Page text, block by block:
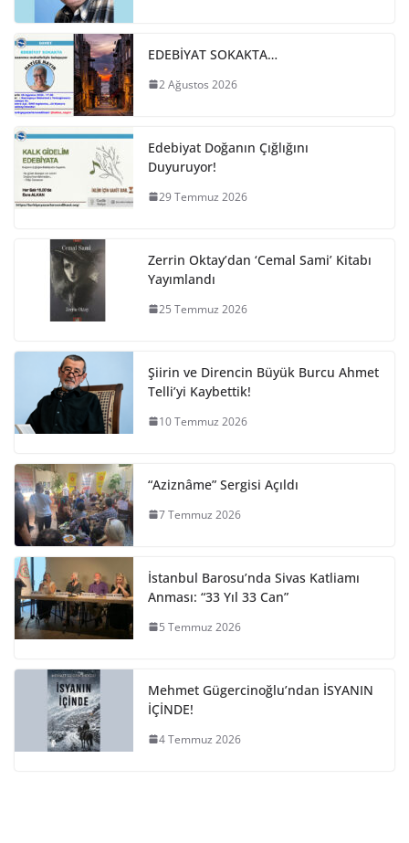
EDEBİYAT SOKAKTA…
2 Ağustos 2026
Edebiyat Doğanın Çığlığını
Duyuruyor!
29 Temmuz 2026
Zerrin Oktay’dan ‘Cemal Sami’ Kitabı
Yayımlandı
25 Temmuz 2026
Şiirin ve Direncin Büyük Burcu Ahmet
Telli’yi Kaybettik!
10 Temmuz 2026
“Aziznâme” Sergisi Açıldı
7 Temmuz 2026
İstanbul Barosu’nda Sivas Katliamı
Anması: “33 Yıl 33 Can”
5 Temmuz 2026
Mehmet Gügercinoğlu’ndan İSYANIN
İÇİNDE!
4 Temmuz 2026